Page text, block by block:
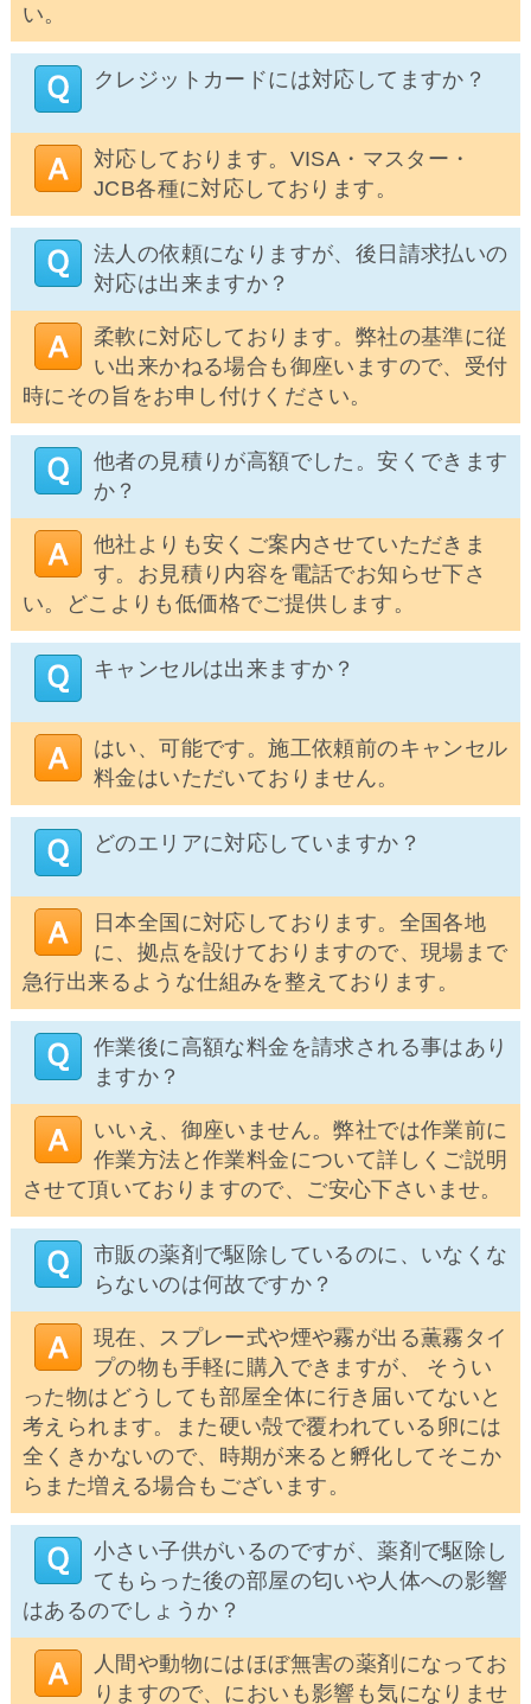
い。
クレジットカードには対応してますか？
対応しております。VISA・マスター・
JCB各種に対応しております。
法人の依頼になりますが、後日請求払いの
対応は出来ますか？
柔軟に対応しております。弊社の基準に従
い出来かねる場合も御座いますので、受付
時にその旨をお申し付けください。
他者の見積りが高額でした。安くできます
か？
他社よりも安くご案内させていただきま
す。お見積り内容を電話でお知らせ下さ
い。どこよりも低価格でご提供します。
キャンセルは出来ますか？
はい、可能です。施工依頼前のキャンセル
料金はいただいておりません。
どのエリアに対応していますか？
日本全国に対応しております。全国各地
に、拠点を設けておりますので、現場まで
急行出来るような仕組みを整えております。
作業後に高額な料金を請求される事はあり
ますか？
いいえ、御座いません。弊社では作業前に
作業方法と作業料金について詳しくご説明
させて頂いておりますので、ご安心下さいませ。
市販の薬剤で駆除しているのに、いなくな
らないのは何故ですか？
現在、スプレー式や煙や霧が出る薫霧タイ
プの物も手軽に購入できますが、 そうい
った物はどうしても部屋全体に行き届いてないと
考えられます。また硬い殻で覆われている卵には
全くきかないので、時期が来ると孵化してそこか
らまた増える場合もございます。
小さい子供がいるのですが、薬剤で駆除し
てもらった後の部屋の匂いや人体への影響
はあるのでしょうか？
人間や動物にはほぼ無害の薬剤になってお
りますので、においも影響も気になりませ